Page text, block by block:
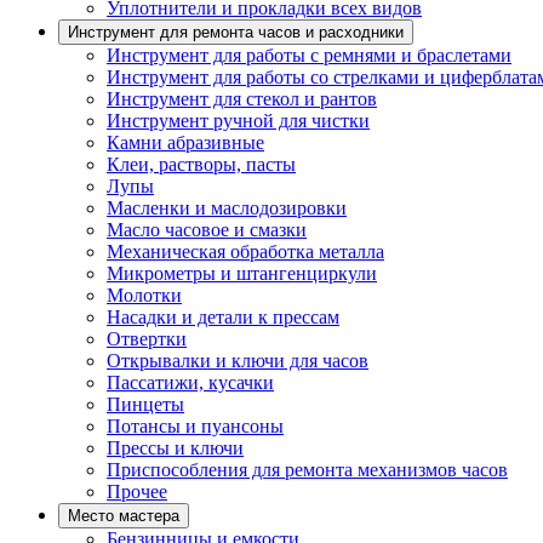
Уплотнители и прокладки всех видов
Инструмент для ремонта часов и расходники
Инструмент для работы с ремнями и браслетами
Инструмент для работы со стрелками и
Инструмент для стекол и рантов
Инструмент ручной для чистки
Камни абразивные
Клеи, растворы, пасты
Лупы
Масленки и маслодозировки
Масло часовое и смазки
Механическая обработка металла
Микрометры и штангенциркули
Молотки
Насадки и детали к прессам
Отвертки
Открывалки и ключи для часов
Пассатижи, кусачки
Пинцеты
Потансы и пуансоны
Прессы и ключи
Приспособления для ремонта механизмов часов
Прочее
Место мастера
Бензинницы и емкости